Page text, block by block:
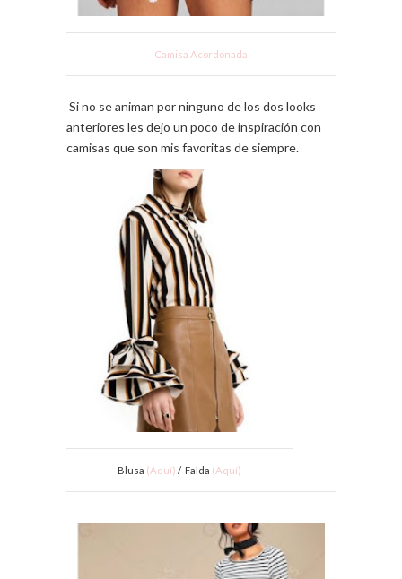
Camisa Acordonada
Si no se animan por ninguno de los dos looks
anteriores les dejo un poco de inspiración con
camisas que son mis favoritas de siempre.
Blusa (Aquí) / Falda (Aquí)